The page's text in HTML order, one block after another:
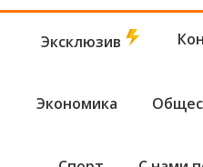
Эксклюзив
Экономика